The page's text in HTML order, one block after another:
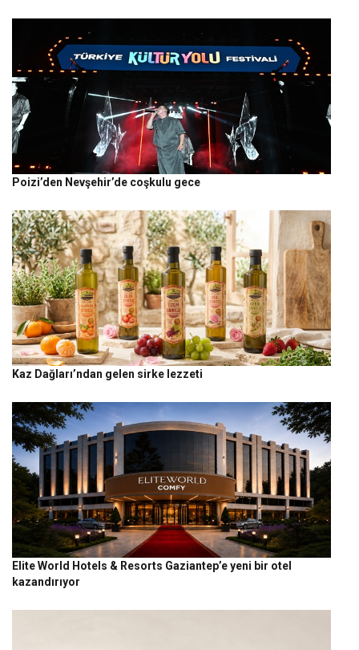
Poizi’den Nevşehir’de coşkulu gece
Kaz Dağları’ndan gelen sirke lezzeti
Elite World Hotels & Resorts Gaziantep’e yeni bir otel
kazandırıyor